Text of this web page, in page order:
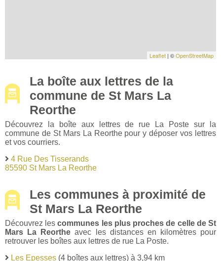
Leaflet | ©OpenStreetMap
La boîte aux lettres de la
commune de St Mars La
Reorthe
Découvrez la boîte aux lettres de rue La Poste sur la
commune de St Mars La Reorthe pour y déposer vos lettres
et vos courriers.
4 Rue Des Tisserands
85590 St Mars La Reorthe
Les communes à proximité de
St Mars La Reorthe
Découvrez lescommunes les plus proches de celle de St
Mars La Reorthe avec les distances en kilomètres pour
retrouver les boîtes aux lettres de rue La Poste.
Les Epesses (4 boîtes aux lettres) à 3,94 km